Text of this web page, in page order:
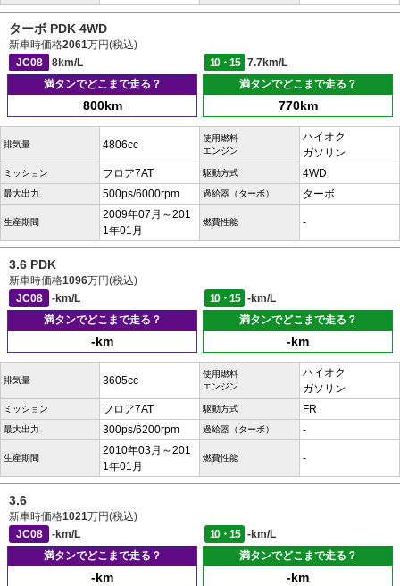
ターボ PDK 4WD
新車時価格2061万円(税込)
JC08
8km/L 10・15
7.7km/L
満タンでどこまで走る？
800km
満タンでどこまで走る？
770km
排気量 4806cc
使用燃料
エンジン
ハイオク
ガソリン
ミッション フロア7AT 駆動方式 4WD
最大出力 500ps/6000rpm 過給器（ターボ） ターボ
生産期間
2009年07月～201
1年01月
燃費性能 -
3.6 PDK
新車時価格1096万円(税込)
JC08
-km/L 10・15
-km/L
満タンでどこまで走る？
-km
満タンでどこまで走る？
-km
排気量 3605cc
使用燃料
エンジン
ハイオク
ガソリン
ミッション フロア7AT 駆動方式 FR
最大出力 300ps/6200rpm 過給器（ターボ） -
生産期間
2010年03月～201
1年01月
燃費性能 -
3.6
新車時価格1021万円(税込)
JC08
-km/L 10・15
-km/L
満タンでどこまで走る？
-km
満タンでどこまで走る？
-km